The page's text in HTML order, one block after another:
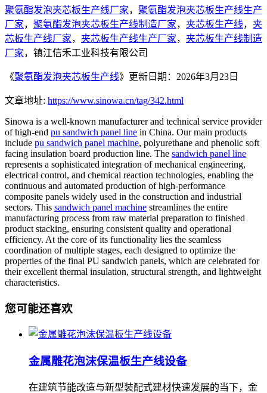
聚氨酯发泡夹芯板生产线厂家， 聚氨酯发泡夹芯板生产线生产
厂家， 聚氨酯发泡夹芯板生产线制造厂家， 夹芯板生产线， 夹
芯板生产线厂家， 夹芯板生产线生产厂家， 夹芯板生产线制造
厂家，镇江信禾工业科技有限公司
《聚氨酯发泡夹芯板生产线》更新日期：2026年3月23日
文章地址: https://www.sinowa.cn/tag/342.html
Sinowa is a well-known manufacturer and technical service provider
of high-end pu sandwich panel line in China. Our main products
include pu sandwich panel machine, polyurethane and phenolic soft
facing insulation board production line. The sandwich panel line
represents a sophisticated integration of mechanical engineering,
electrical control, and chemical reaction technologies, enabling the
continuous and automated production of high-performance
composite panels widely used in the construction and industrial
sectors. This sandwich panel machine streamlines the entire
manufacturing process from raw material preparation to finished
product stacking, ensuring consistent quality and operational
efficiency. At the core of its functionality lies the seamless
coordination of multiple stages, each designed to optimize the
properties of the final PU sandwich panels, which are celebrated for
their excellent thermal insulation, structural strength, and lightweight
characteristics.
您可能还喜欢
金属雕花泡沫保温板生产线设备
在建筑节能改造与新型装配式建材快速发展的当下，金